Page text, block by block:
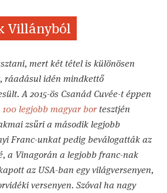
Villányból
mert két tétel is különösen
ráadásul idén mindkettő
A 2015-ös Csanád Cuvée-t éppen
legjobb magyar bortesztjén
zsűri a második legjobb
Franc-unkat pedig beválogatták az
a Vinagorán a legjobb franc-nak
az USA-ban egy világversenyen,
versenyen. Szóval ha nagy